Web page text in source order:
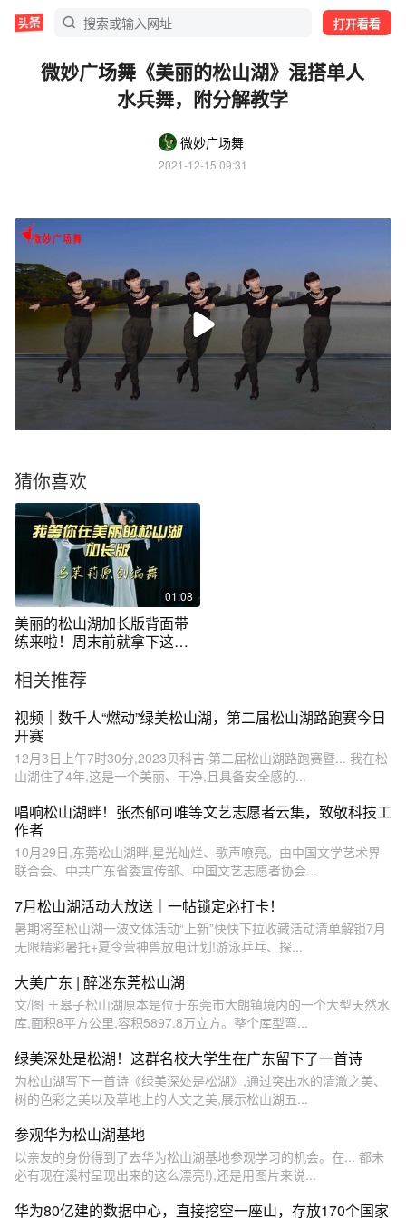
打开看看
微妙广场舞《美丽的松山湖》混搭单人
水兵舞，附分解教学
微妙广场舞
2021-12-15 09:31
猜你喜欢
01:08
美丽的松山湖加长版背面带
练来啦！周末前就拿下这支
基础舞蹈教学 #零基础古典舞
#dou来跳舞 #马茉莉原创舞
蹈
相关推荐
视频｜数千人“燃动”绿美松山湖，第二届松山湖路跑赛今日
开赛
12月3日上午7时30分,2023贝科吉·第二届松山湖路跑赛暨... 我在松
山湖住了4年,这是一个美丽、干净,且具备安全感的...
唱响松山湖畔！张杰郁可唯等文艺志愿者云集，致敬科技工
作者
10月29日,东莞松山湖畔,星光灿烂、歌声嘹亮。由中国文学艺术界
联合会、中共广东省委宣传部、中国文艺志愿者协会...
7月松山湖活动大放送｜一帖锁定必打卡！
暑期将至松山湖一波文体活动“上新”快快下拉收藏活动清单解锁7月
无限精彩暑托+夏令营神兽放电计划!游泳乒乓、探...
大美广东 | 醉迷东莞松山湖
文/图 王皋子松山湖原本是位于东莞市大朗镇境内的一个大型天然水
库,面积8平方公里,容积5897.8万立方。整个库型弯...
绿美深处是松湖！这群名校大学生在广东留下了一首诗
为松山湖写下一首诗《绿美深处是松湖》,通过突出水的清澈之美、
树的色彩之美以及草地上的人文之美,展示松山湖五...
参观华为松山湖基地
以亲友的身份得到了去华为松山湖基地参观学习的机会。在... 都未
必有现在溪村呈现出来的这么漂亮!),还是用图片来说...
华为80亿建的数据中心，直接挖空一座山，存放170个国家